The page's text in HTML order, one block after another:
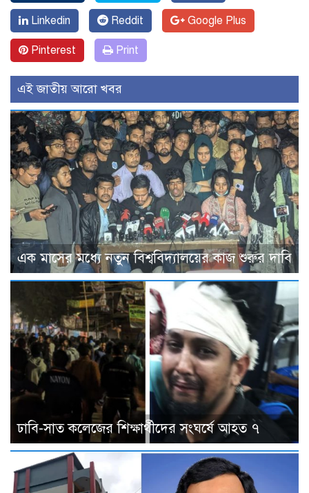
Linkedin Reddit Google Plus
Pinterest Print
এই জাতীয় আরো খবর
এক মাসের মধ্যে নতুন বিশ্ববিদ্যালয়ের কাজ শুরুর দাবি
ঢাবি-সাত কলেজের শিক্ষার্থীদের সংঘর্ষে আহত ৭